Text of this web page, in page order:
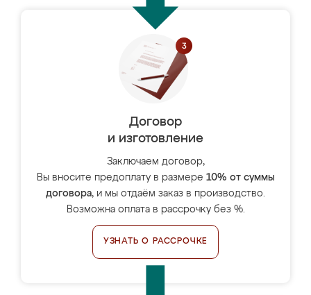
Договор
и изготовление
Заключаем договор,
Вы вносите предоплату в размере 10% от суммы
договора, и мы отдаём заказ в производство.
Возможна оплата в рассрочку без %.
УЗНАТЬ О РАССРОЧКЕ